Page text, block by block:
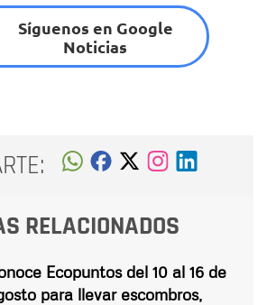
Síguenos en Google
Noticias
RELACIONADOS
Ecopuntos del 10 al 16 de
para llevar escombros,